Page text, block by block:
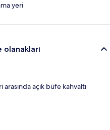
yeri
açık büfe kahvaltı